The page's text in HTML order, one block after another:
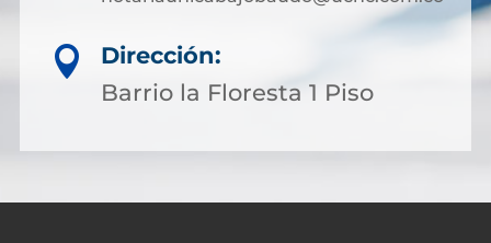

Dirección:
Barrio la Floresta 1 Piso